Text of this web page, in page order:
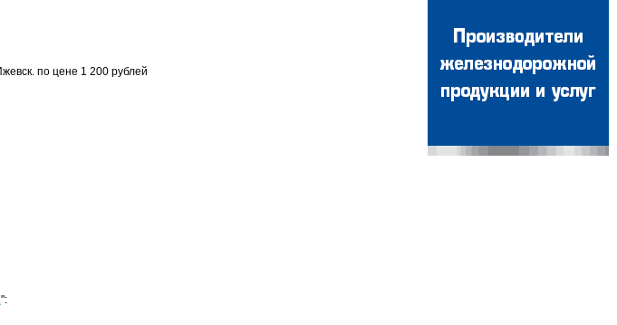
по цене 1 200 рублей
":